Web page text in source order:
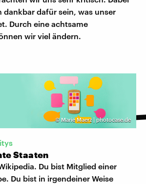
dankbar dafür sein, was unser
Durch eine achtsame
wir viel ändern.
©Marie Maerz | photocase.de
Staaten
Du bist Mitglied einer
Du bist in irgendeiner Weise